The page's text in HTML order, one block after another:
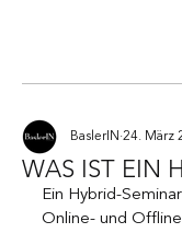
WAS IST EIN
BaslerIN 24. März
Ein Hybrid-
Online- und